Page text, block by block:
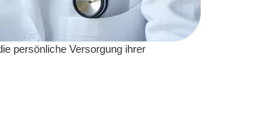
persönliche Versorgung ihrer